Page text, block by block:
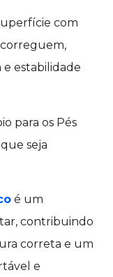
com
estabilidade
para os Pés
seja
é um
contribuindo
correta e um
e